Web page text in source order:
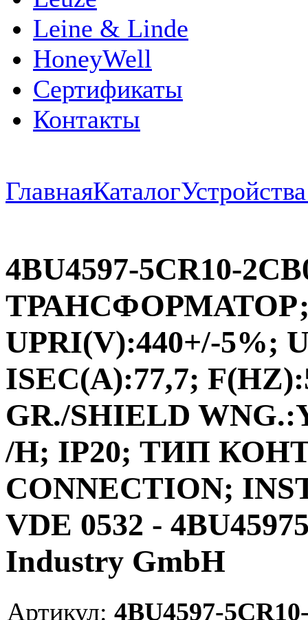
Leine & Linde
HoneyWell
Сертификаты
Контакты
ГлавнаяКаталог
4BU4597-5CR10-
UPRI(V):440+/-5%;
ISEC(A):77,7;
GR./SHIELD
/H; IP20; ТИП
CONNECTION;
VDE 0532 -
Industry GmbH
Артикул: 4BU4597-